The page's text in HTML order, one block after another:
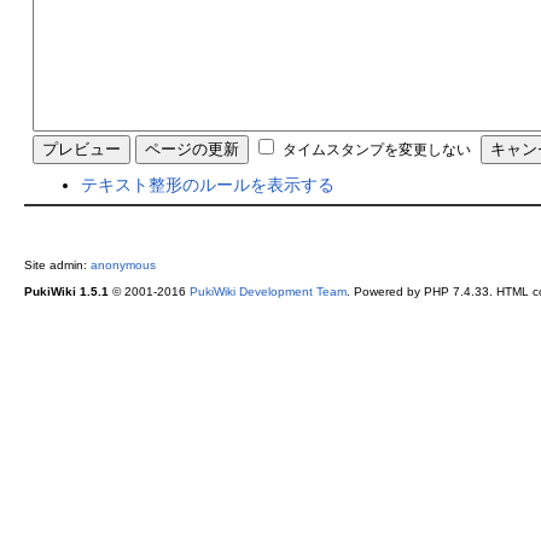
タイムスタンプを変更しない
テキスト整形のルールを表示する
Site admin: anonymous
PukiWiki 1.5.1 © 2001-2016 PukiWiki Development Team. Powered by PHP 7.4.33. HTML